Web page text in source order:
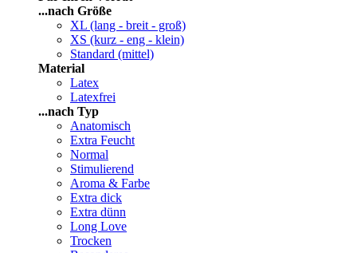
...nach Größe
XL (lang - breit - groß)
XS (kurz - eng - klein)
Standard (mittel)
Material
Latex
Latexfrei
...nach Typ
Anatomisch
Extra Feucht
Normal
Stimulierend
Aroma & Farbe
Extra dick
Extra dünn
Long Love
Trocken